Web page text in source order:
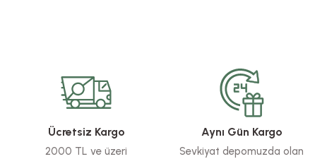
Ürün resmi kalitesiz, bozuk veya görüntülenemiyor.
Ürün açıklamasında eksik bilgiler bulunuyor.
Ürün bilgilerinde hatalar bulunuyor.
Ürün fiyatı diğer sitelerden daha pahalı.
Ücretsiz Kargo
2000 TL ve üzeri
Aynı Gün Kargo
Sevkiyat depomuzda olan